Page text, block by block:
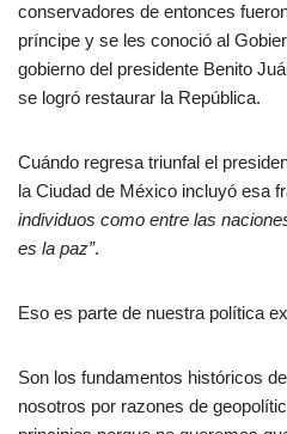
conservadores de entonces
príncipe y se les conoció al
gobierno del presidente Benito
se logró restaurar la República.
Cuándo regresa triunfal el
la Ciudad de México incluyó esa
individuos como entre las
es la paz”.
Eso es parte de nuestra política
Son los fundamentos históricos
nosotros por razones de